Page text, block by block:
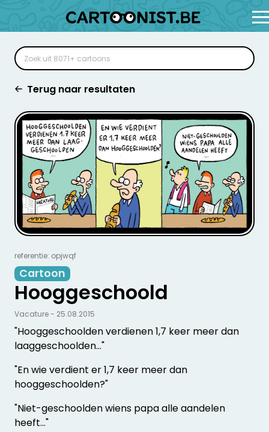
Terug naar resultaten
referentie: opjwqf
Cartoon
Hooggeschoold
"Hooggeschoolden verdienen 1,7 keer meer dan
laaggeschoolden…"
"En wie verdient er 1,7 keer meer dan
hooggeschoolden?"
"Niet-geschoolden wiens papa alle aandelen
heeft…"
Vacature - 25.08.2015